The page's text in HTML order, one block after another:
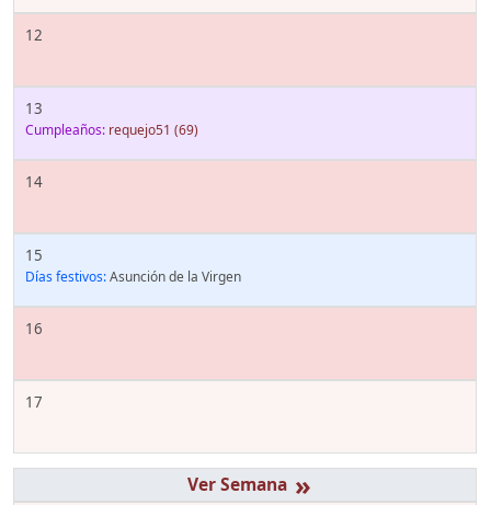
12
13
Cumpleaños: requejo51 (69)
14
15
Días festivos:Asunción de la Virgen
16
17
»